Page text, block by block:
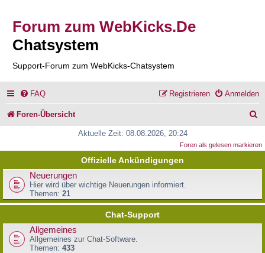
Forum zum WebKicks.De
Chatsystem
Support-Forum zum WebKicks-Chatsystem
FAQ Anmelden
Registrieren
Foren-Übersicht
c
Aktuelle Zeit: 08.08.2026, 20:24
Foren als gelesen markieren
Offizielle Ankündigungen
Neuerungen
Hier wird über wichtige Neuerungen informiert.
Themen: 21
Chat-Support
Allgemeines
Allgemeines zur Chat-Software.
Themen: 433